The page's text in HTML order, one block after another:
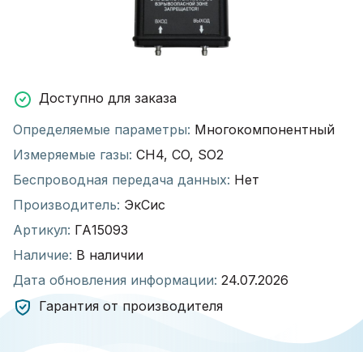
Доступно для заказа
Определяемые параметры: Многокомпонентный
Измеряемые газы: CH4, CO, SO2
Беспроводная передача данных: Нет
Производитель: ЭкСис
Артикул: ГА15093
Наличие: В наличии
Дата обновления информации: 24.07.2026
Гарантия от производителя